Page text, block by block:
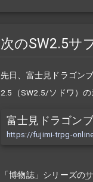
次のSW2.5サ
先日、富士見ドラゴン
2.5（SW2.5/ソドワ）
富士見ドラゴン
https://fujimi-trpg-
「博物誌」シリーズの